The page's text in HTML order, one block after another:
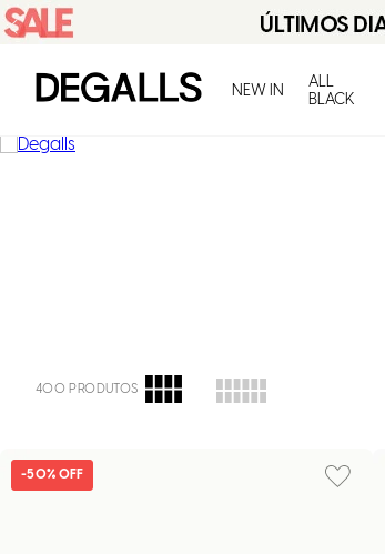
NEW IN
ALL
BLACK
400 PRODUTOS
-50% OFF